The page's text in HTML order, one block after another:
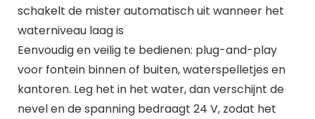
schakelt de mister automatisch uit wanneer het
waterniveau laag is
Eenvoudig en veilig te bedienen: plug-and-play
voor fontein binnen of buiten, waterspelletjes en
kantoren. Leg het in het water, dan verschijnt de
nevel en de spanning bedraagt 24 V, zodat het